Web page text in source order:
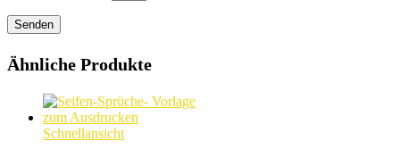
Senden
Ähnliche Produkte
Schnellansicht